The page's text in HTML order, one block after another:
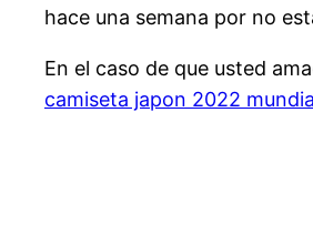
hace una semana por no
En el caso de que usted
camiseta japon 2022